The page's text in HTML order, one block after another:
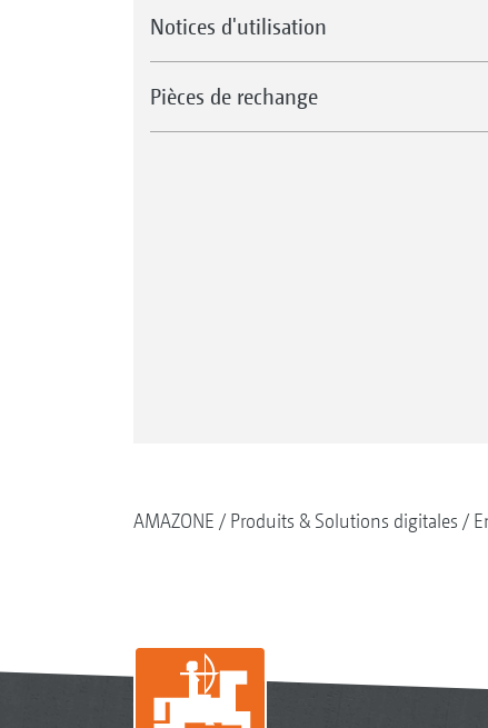
Notices d'utilisation
Pièces de rechange
AMAZONE Produits & Solutions digitales